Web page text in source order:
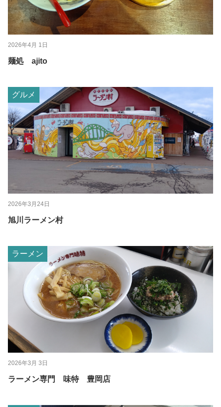
2026年4月 1日
麺処 ajito
グルメ
2026年3月24日
旭川ラーメン村
ラーメン
2026年3月 3日
ラーメン専門 味特 豊岡店